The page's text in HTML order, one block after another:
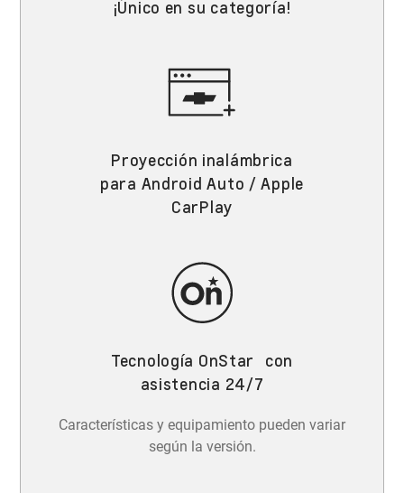
¡Único en su categoría!
Proyección inalámbrica
para Android Auto / Apple
CarPlay
Tecnología OnStar con
asistencia 24/7
Características y equipamiento pueden variar
según la versión.